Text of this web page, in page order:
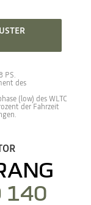
PS.
des
(low) des WLTC
der Fahrzeit
140